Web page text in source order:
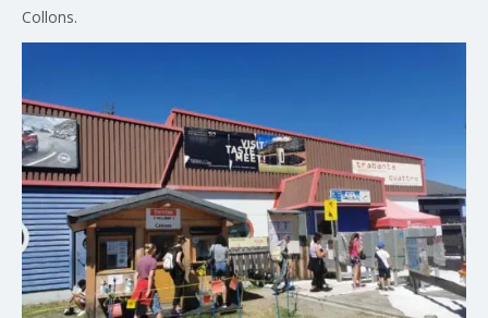
Collons.